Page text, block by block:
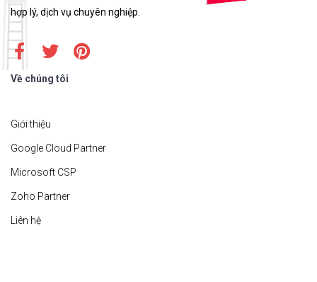
hợp lý, dịch vụ chuyên nghiệp.
Về chúng tôi
Giới thiệu
Google Cloud Partner
Microsoft CSP
Zoho Partner
Liên hệ